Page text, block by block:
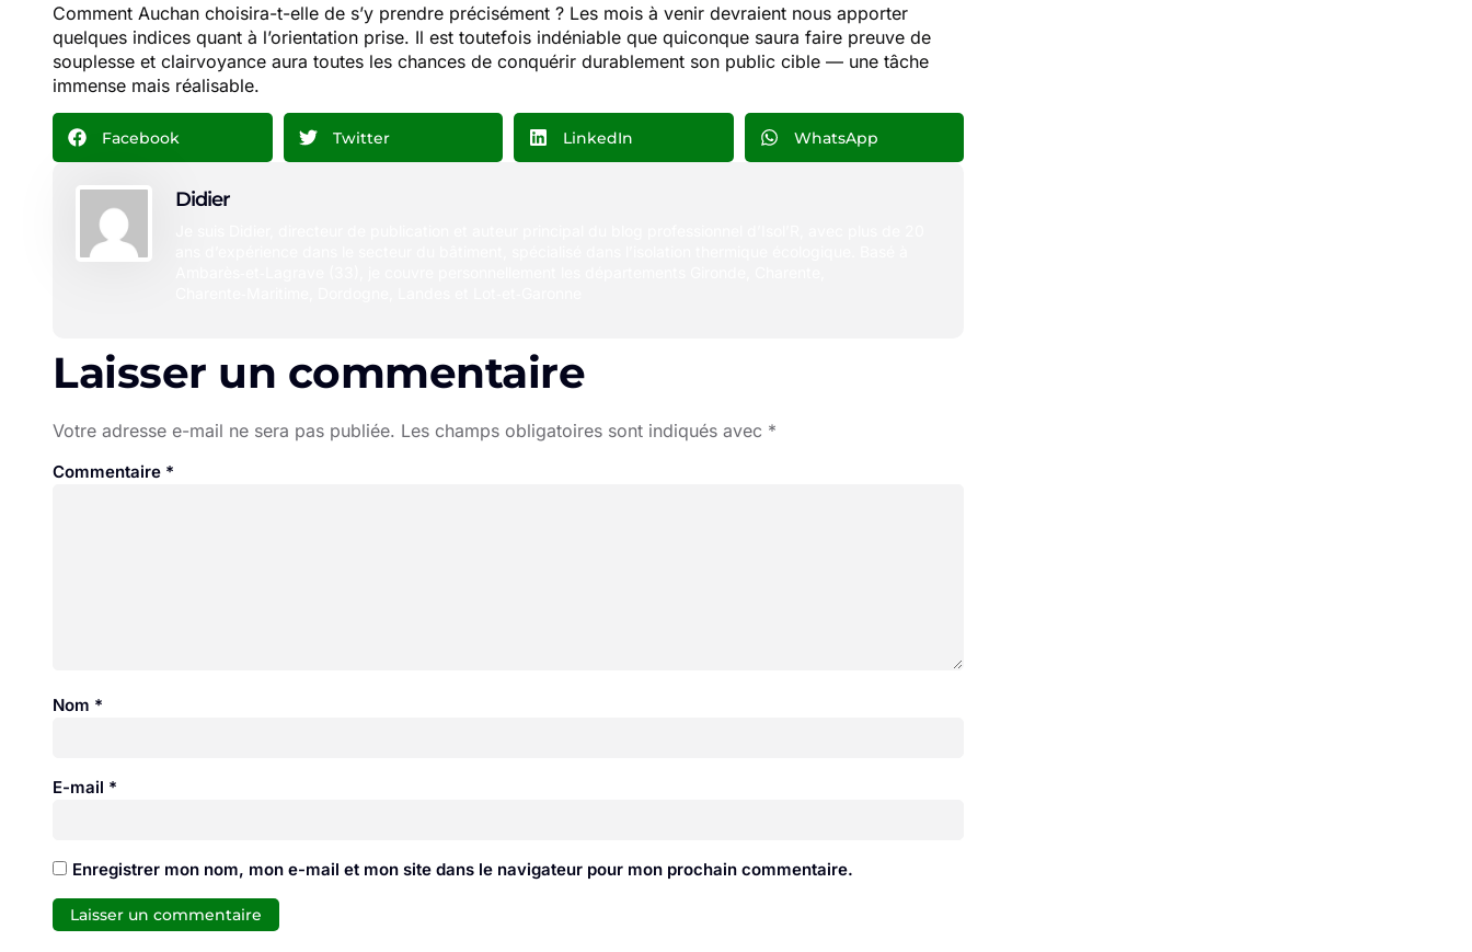
Comment Auchan choisira-t-elle de s’y prendre précisément ? Les mois à venir devraient nous apporter
quelques indices quant à l’orientation prise. Il est toutefois indéniable que quiconque saura faire preuve de
souplesse et clairvoyance aura toutes les chances de conquérir durablement son public cible — une tâche
immense mais réalisable.
Facebook Twitter LinkedIn WhatsApp
Didier
Laisser un commentaire
Votre adresse e-mail ne sera pas publiée. Les champs obligatoires sont indiqués avec *
Commentaire *
Nom *
E-mail *
Enregistrer mon nom, mon e-mail et mon site dans le navigateur pour mon prochain commentaire.